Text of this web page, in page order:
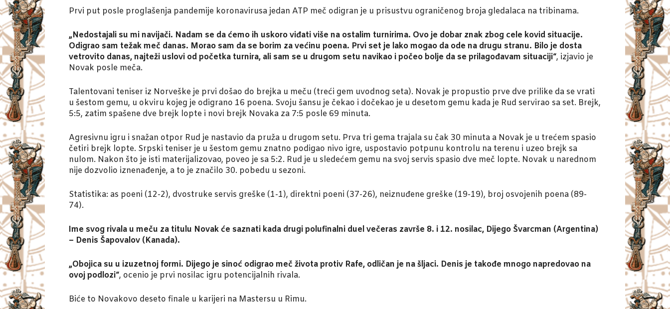
Prvi put posle proglašenja pandemije koronavirusa jedan ATP meč odigran je u prisustvu ograničenog broja gledalaca na tribinama.
„Nedostajali su mi navijači. Nadam se da ćemo ih uskoro viđati više na ostalim turnirima. Ovo je dobar znak zbog cele kovid situacije.
Odigrao sam težak meč danas. Morao sam da se borim za većinu poena. Prvi set je lako mogao da ode na drugu stranu. Bilo je dosta
vetrovito danas, najteži uslovi od početka turnira, ali sam se u drugom setu navikao i počeo bolje da se prilagođavam situaciji“, izjavio je
Novak posle meča.
Talentovani teniser iz Norveške je prvi došao do brejka u meču (treći gem uvodnog seta). Novak je propustio prve dve prilike da se vrati
u šestom gemu, u okviru kojeg je odigrano 16 poena. Svoju šansu je čekao i dočekao je u desetom gemu kada je Rud servirao sa set. Brejk,
5:5, zatim spašene dve brejk lopte i novi brejk Novaka za 7:5 posle 69 minuta.
Agresivnu igru i snažan otpor Rud je nastavio da pruža u drugom setu. Prva tri gema trajala su čak 30 minuta a Novak je u trećem spasio
četiri brejk lopte. Srpski teniser je u šestom gemu znatno podigao nivo igre, uspostavio potpunu kontrolu na terenu i uzeo brejk sa
nulom. Nakon što je isti materijalizovao, poveo je sa 5:2. Rud je u sledećem gemu na svoj servis spasio dve meč lopte. Novak u narednom
nije dozvolio iznenađenje, a to je značilo 30. pobedu u sezoni.
Statistika: as poeni (12-2), dvostruke servis greške (1-1), direktni poeni (37-26), neiznuđene greške (19-19), broj osvojenih poena (89-
74).
Ime svog rivala u meču za titulu Novak će saznati kada drugi polufinalni duel večeras završe 8. i 12. nosilac, Dijego Švarcman (Argentina)
– Denis Šapovalov (Kanada).
„Obojica su u izuzetnoj formi. Dijego je sinoć odigrao meč života protiv Rafe, odličan je na šljaci. Denis je takođe mnogo napredovao na
ovoj podlozi“, ocenio je prvi nosilac igru potencijalnih rivala.
Biće to Novakovo deseto finale u karijeri na Mastersu u Rimu.